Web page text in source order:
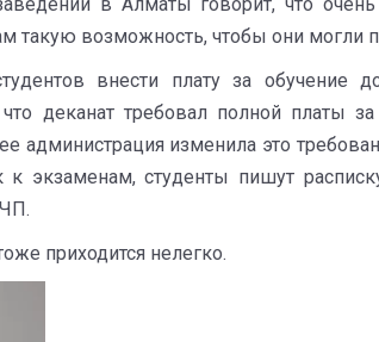
такую возможность, чтобы они могли
внести плату за обучение
что деканат требовал полной платы
администрация изменила это
к экзаменам, студенты пишут
приходится нелегко.